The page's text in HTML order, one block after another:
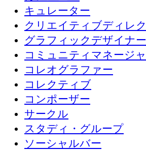
キュレーター
クリエイティブディレ
グラフィックデザイナー
コミュニティマネージ
コレオグラファー
コレクティブ
コンポーザー
サークル
スタディ・グループ
ソーシャルバー